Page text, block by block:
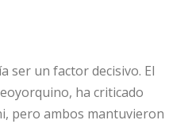
ser un factor decisivo. El
ha criticado
pero ambos mantuvieron